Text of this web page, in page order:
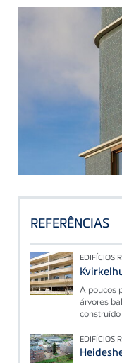
REFERÊNCIAS
EDIFÍCIOS
A poucos
árvores
EDIFÍCIOS